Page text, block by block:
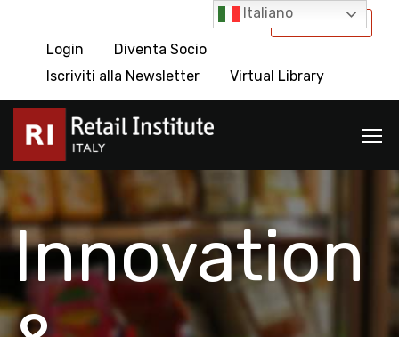
International
Login
Diventa Socio
Iscriviti alla Newsletter
Virtual Library
Innovation
Italiano